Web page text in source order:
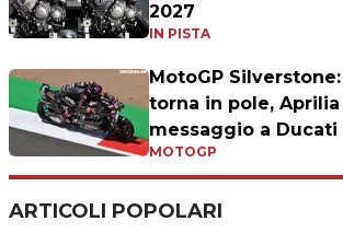
2027
IN PISTA
MotoGP
torna in pole,
messaggio a Ducati
MOTOGP
ARTICOLI POPOLARI